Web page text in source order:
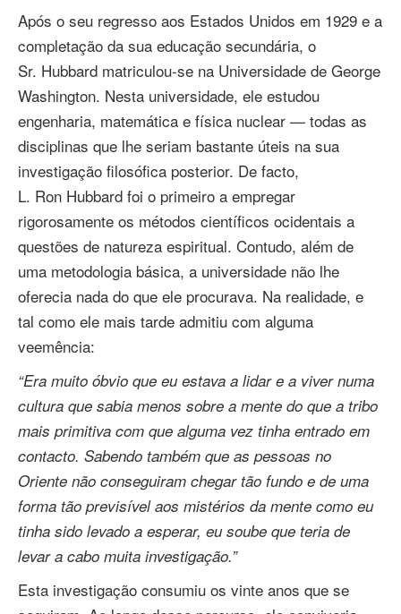
Após o seu regresso aos Estados Unidos em 1929 e a
completação da sua educação secundária, o
Sr. Hubbard matriculou‑se na Universidade de George
Washington. Nesta universidade, ele estudou
engenharia, matemática e física nuclear — todas as
disciplinas que lhe seriam bastante úteis na sua
investigação filosófica posterior. De facto,
L. Ron Hubbard foi o primeiro a empregar
rigorosamente os métodos científicos ocidentais a
questões de natureza espiritual. Contudo, além de
uma metodologia básica, a universidade não lhe
oferecia nada do que ele procurava. Na realidade, e
tal como ele mais tarde admitiu com alguma
veemência:
“Era muito óbvio que eu estava a lidar e a viver numa
cultura que sabia menos sobre a mente do que a tribo
mais primitiva com que alguma vez tinha entrado em
contacto. Sabendo também que as pessoas no
Oriente não conseguiram chegar tão fundo e de uma
forma tão previsível aos mistérios da mente como eu
tinha sido levado a esperar, eu soube que teria de
levar a cabo muita investigação.”
Esta investigação consumiu os vinte anos que se